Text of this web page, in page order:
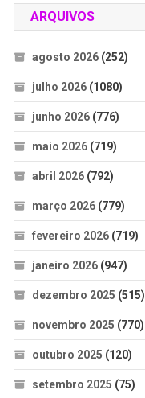
ARQUIVOS
agosto 2026(252)
julho 2026(1080)
junho 2026(776)
maio 2026(719)
abril 2026(792)
março 2026(779)
fevereiro 2026(719)
janeiro 2026(947)
dezembro 2025 (515)
novembro 2025 (770)
outubro 2025 (120)
setembro 2025 (75)